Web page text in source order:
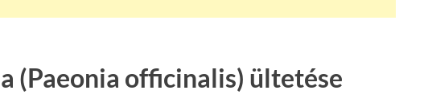
(Paeonia officinalis) ültetése